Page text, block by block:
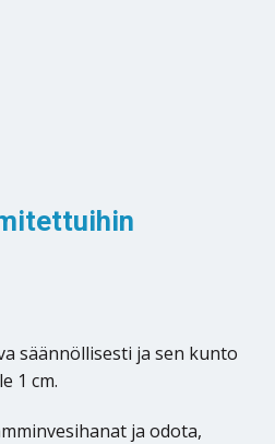
säännöllisesti ja sen kunto
1 cm.
ja odota,